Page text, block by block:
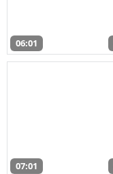
06:01
07:01